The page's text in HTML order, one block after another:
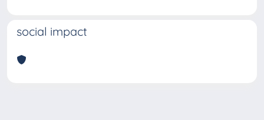
social impact